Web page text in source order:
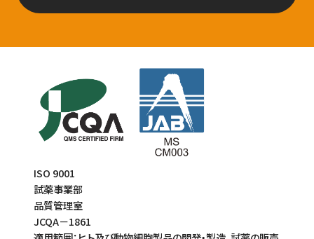
ISO 9001
試薬事業部
品質管理室
JCQA－1861